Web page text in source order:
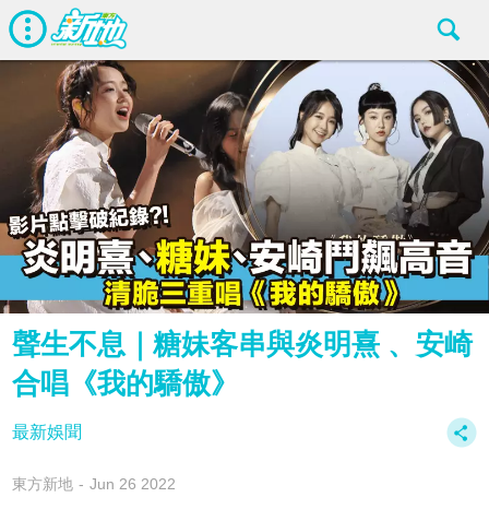
聲生不息｜糖妹客串與炎明熹 、安崎
合唱《我的驕傲》
最新娛聞
東方新地 Jun 26 2022